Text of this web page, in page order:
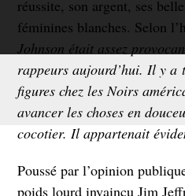
réussite, son argent, ses
féminines blanches. Selon
Johnson était assez
rappeurs aujourd’hui. Il y a
figures chez les Noirs
avancer les choses en
cocotier. Il appartenait
Poussé par l’opinion
poids lourd invaincu Jim